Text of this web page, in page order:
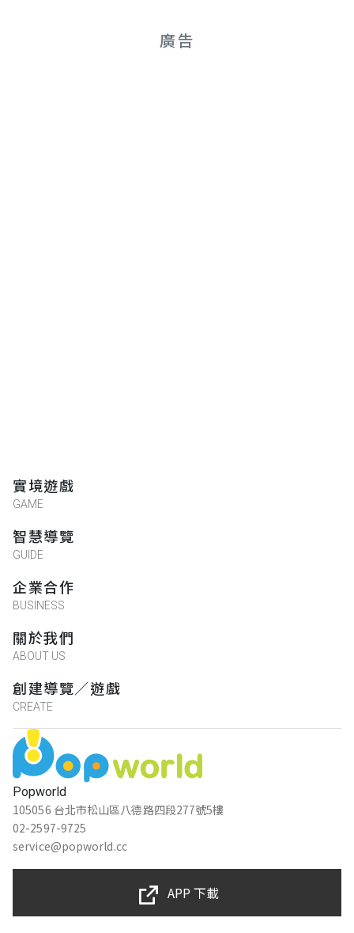
廣告
Popworld
105056 台北市松山區八德路四段277號5樓
02-2597-9725
service@popworld.cc
實境遊戲
GAME
智慧導覽
GUIDE
企業合作
BUSINESS
關於我們
ABOUT US
創建導覽／遊戲
CREATE
APP 下載